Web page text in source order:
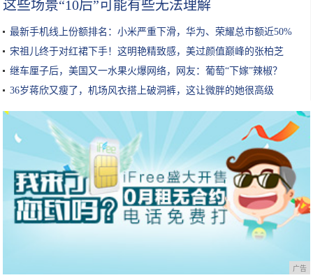
这些场景“10后”可能有些无法理解
最新手机线上份额排名：小米严重下滑，华为、荣耀总市额近50%
宋祖儿终于对红裙下手！这明艳精致感，美过颜值巅峰的张柏芝
继车厘子后，美国又一水果火爆网络，网友：葡萄“下嫁”辣椒？
36岁蒋欣又瘦了，机场风衣搭上破洞裤，这让微胖的她很高级
广告